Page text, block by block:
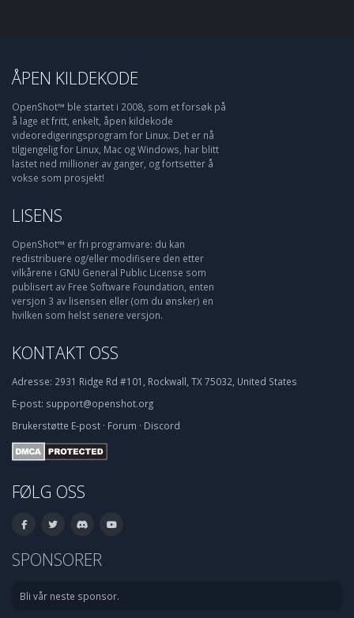
ÅPEN KILDEKODE
OpenShot™ ble startet i 2008, som et forsøk på
å lage et fritt, enkelt, åpen kildekode
videoredigeringsprogram for Linux. Det er nå
tilgjengelig for Linux, Mac og Windows, har blitt
lastet ned millioner av ganger, og fortsetter å
vokse som prosjekt!
LISENS
OpenShot™ er fri programvare: du kan
redistribuere og/eller modifisere den etter
vilkårene i GNU General Public License som
publisert av Free Software Foundation, enten
versjon 3 av lisensen eller (om du ønsker) en
hvilken som helst senere versjon.
KONTAKT OSS
Adresse: 2931 Ridge Rd #101, Rockwall, TX 75032, United States
E-post: support@openshot.org
Brukerstøtte E-post · Forum · Discord
FØLG OSS
SPONSORER
Bli vår neste sponsor.